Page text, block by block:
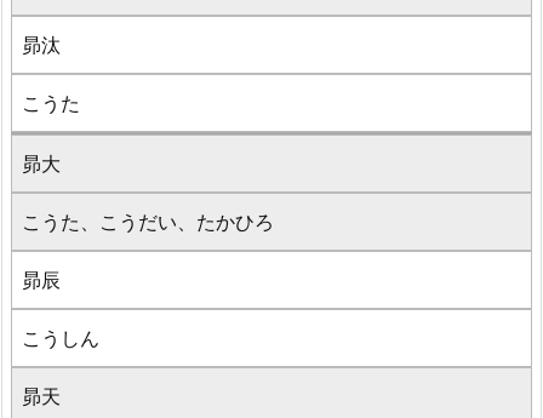
昴汰
こうた
昴大
こうた、こうだい、たかひろ
昴辰
こうしん
昴天